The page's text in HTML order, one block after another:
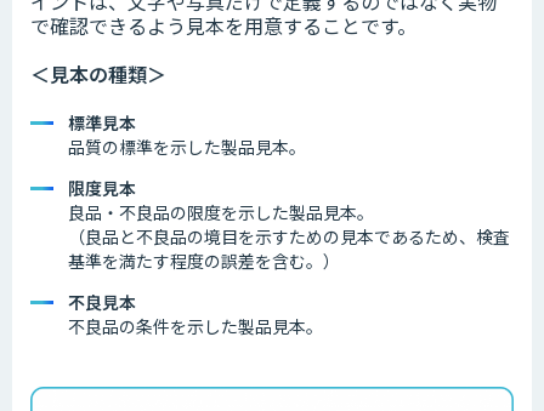
で確認できるよう見本を用意することです。
＜見本の種類＞
標準見本
品質の標準を示した製品見本。
限度見本
良品・不良品の限度を示した製品見本。
（良品と不良品の境目を示すための見本であるため、検査
基準を満たす程度の誤差を含む。）
不良見本
不良品の条件を示した製品見本。